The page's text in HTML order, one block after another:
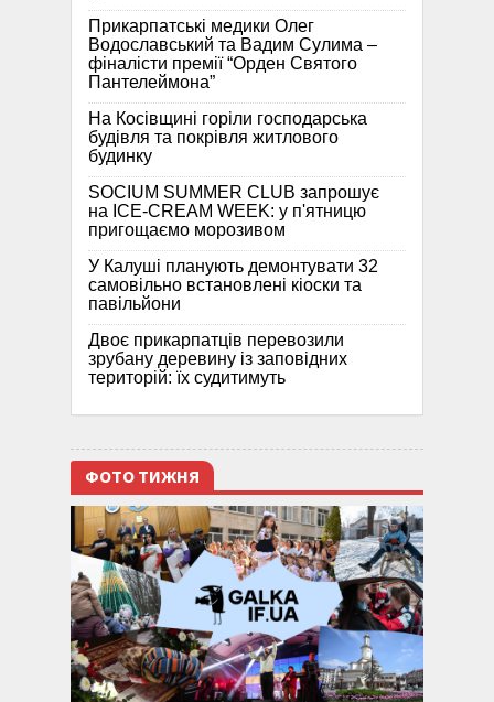
Прикарпатські медики Олег
Водославський та Вадим Сулима –
фіналісти премії “Орден Святого
Пантелеймона”
На Косівщині горіли господарська
будівля та покрівля житлового
будинку
SOCIUM SUMMER CLUB запрошує
на ICE-CREAM WEEK: у п'ятницю
пригощаємо морозивом
У Калуші планують демонтувати 32
самовільно встановлені кіоски та
павільйони
Двоє прикарпатців перевозили
зрубану деревину із заповідних
територій: їх судитимуть
ФОТО ТИЖНЯ